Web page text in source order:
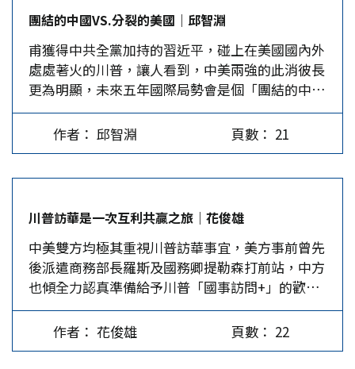
成「白人至上主義」新右翼運動興起，種族、階層
裂痕更加深化。川普的「亂政」加速了美國的衰
落，「美國優先」逐漸變成「美國孤立」。近期的
皮尤民調(Pew…
年、上任十個月的美國總統，是中共十九大後首位
訪華的外國元首。對於川普個人而言，這次訪問卻
是他的首次訪華。就中美關係的重要性和國際形勢
的複雜性而言，密切而暢通的中美元首外交，始終
是最重要的溝通機制，發揮著全局性的戰略引領作
用。中共十九大之後的這次「習川會」，意味著中
美關係將進入亞太戰略與雙邊關係雙重調適的新時
代。 印太 vs.…
團結的中國VS.分裂的美國｜邱智淵
甫獲得中共全黨加持的習近平，碰上在美國國內外
處處著火的川普，讓人看到，中美兩強的此消彼長
更為明顯，未來五年國際局勢會是個「團結的中國
vs.分裂的美國」局面，這無疑會衝擊整個亞太，
甚至全世界的政治局勢。 根據彭博財經報導，
「美國心理協會」最近公布了8月進行的第11次美
上最低潮的時刻。其次，有59%受訪者表示，目前
社會分裂情況是令他們最擔憂的原因。 川普上台
後，與國會、媒體、政敵、部屬的爭辯不休，健
保、經濟利多的方案沒有一項過關；對中東穆斯林
人士的限制、種族爭議、槍枝管制等議題上，搞得
遍地烽火。加上陰影纏身的「通俄門」事件越搞越
大，介入FBI局長的司法調查事件，乃至於子女是
否憑藉權勢圖利自己的疑雲，更讓川普寸步難行，
作者： 邱智淵 頁數： 21
川普訪華是一次互利共贏之旅｜花俊雄
中美雙方均極其重視川普訪華事宜，美方事前曾先
後派遣商務部長羅斯及國務卿提勒森打前站，中方
也傾全力認真準備給予川普「國事訪問+」的歡
迎。事後看來，雙方都做了周到、細緻和精心的安
排，取得了豐碩的成果。 在貿易問題上持強硬立
場的美國商務部長羅斯，率領了29家大企業近40位
作者： 花俊雄 頁數： 22